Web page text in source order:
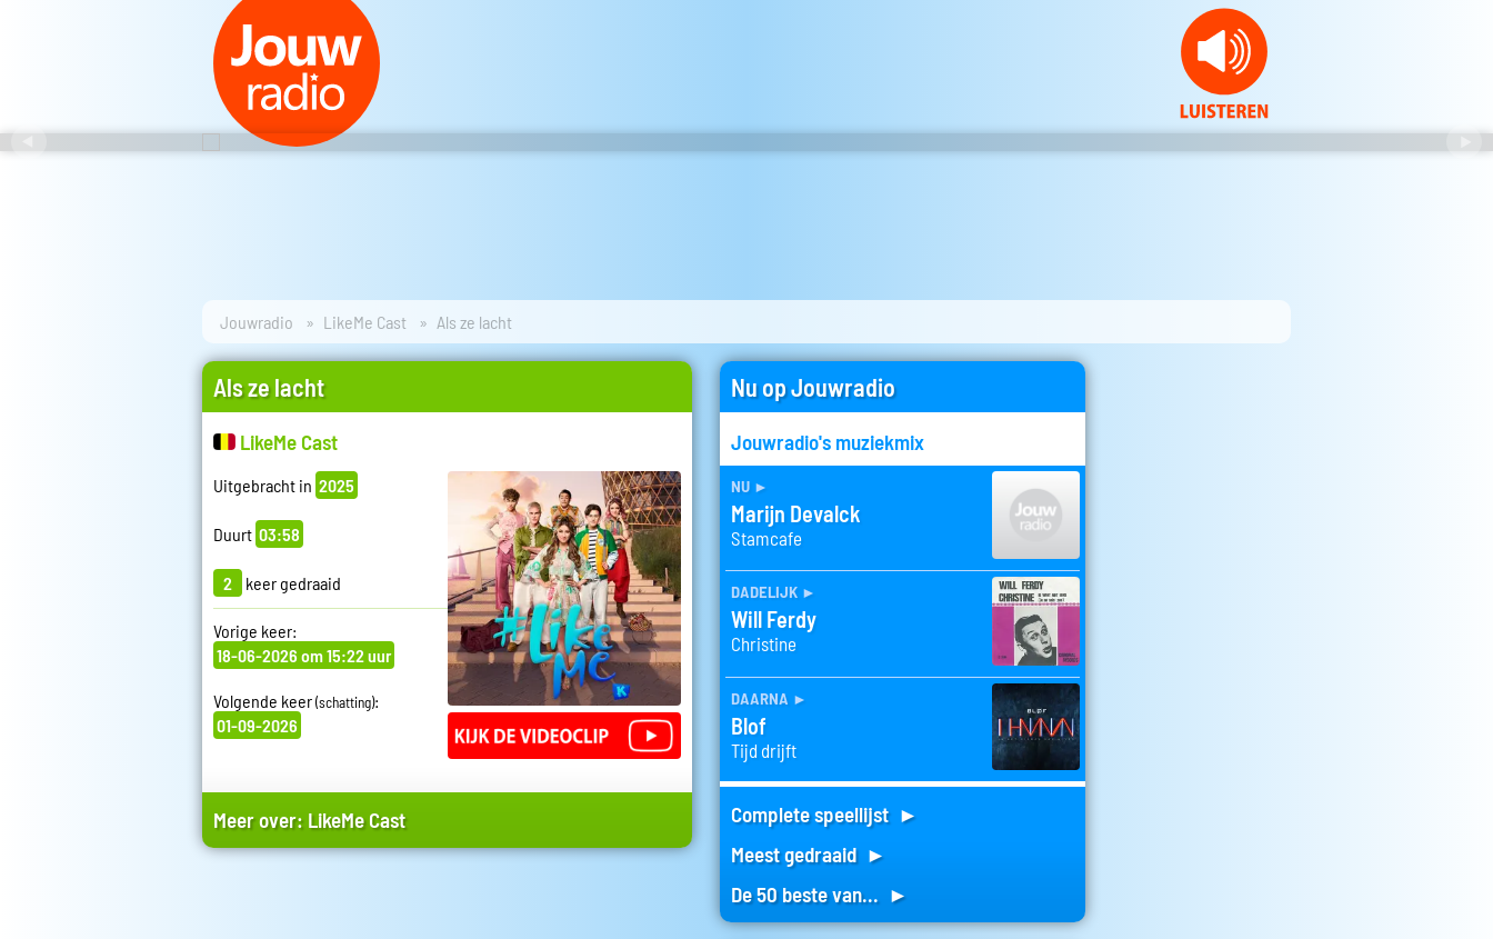
Jouwradio LikeMe Cast Als ze lacht
Als ze lacht
LikeMe Cast
Uitgebracht in 2025
Duurt 03:58
2 keer gedraaid
Vorige keer:
18-06-2026 om 15:22 uur
Volgende keer(schatting):
01-09-2026
Meer over: LikeMe Cast
Nu op Jouwradio
Jouwradio's muziekmix
nu ►
Marijn Devalck
Stamcafe
dadelijk ►
Will Ferdy
Christine
daarna ►
Blof
Tijd drijft
Complete speellijst ►
Meest gedraaid ►
De 50 beste van... ►